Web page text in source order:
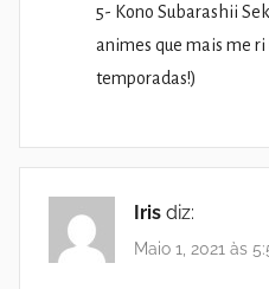
5- Kono Subarashii
animes que mais me
temporadas!)
Iris diz:
Maio 1, 2021 às